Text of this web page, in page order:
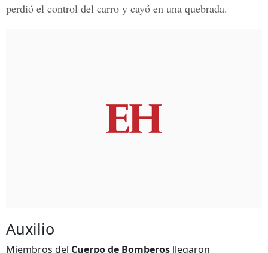
perdió el control del carro y cayó en una quebrada.
Auxilio
Miembros del Cuerpo de Bomberos llegaron